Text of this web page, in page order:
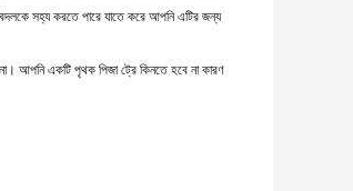
বদলকে সহ্য করতে পারে যাতে করে আপনি এটির জন্য
আপনি একটি পৃথক পিজা ট্রে কিনতে হবে না কারণ